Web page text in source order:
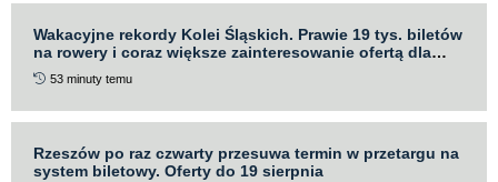
Wakacyjne rekordy Kolei Śląskich. Prawie 19 tys. biletów
na rowery i coraz większe zainteresowanie ofertą dla
rodzin
53 minuty temu
Rzeszów po raz czwarty przesuwa termin w przetargu na
system biletowy. Oferty do 19 sierpnia